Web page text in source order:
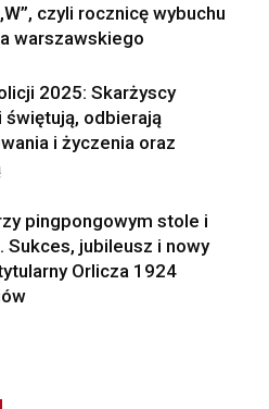
czyli rocznicę wybuchu
warszawskiego
2025: Skarżyscy
świętują, odbierają
i życzenia oraz
pingpongowym stole i
Sukces, jubileusz i nowy
Orlicza 1924